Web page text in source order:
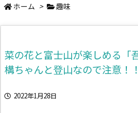
ホーム > 趣味
菜の花と富士山が楽しめる「
構ちゃんと登山なので注意！！
2022年1月28日